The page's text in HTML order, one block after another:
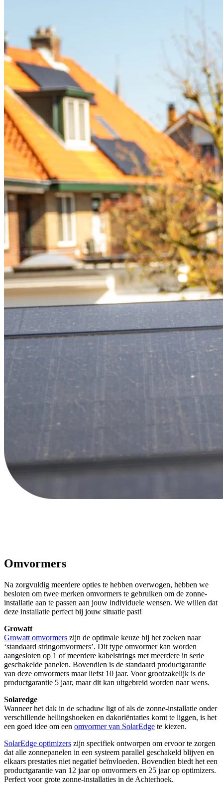
Omvormers
Na zorgvuldig meerdere opties te hebben overwogen, hebben we
besloten om twee merken omvormers te gebruiken om de zonne-
installatie aan te passen aan jouw individuele wensen. We willen dat
deze installatie perfect bij jouw situatie past!
Growatt
Growatt omvormers zijn de optimale keuze bij het zoeken naar
‘standaard stringomvormers’. Dit type omvormer kan worden
aangesloten op 1 of meerdere kabelstrings met meerdere in serie
geschakelde panelen. Bovendien is de standaard productgarantie
van deze omvormers maar liefst 10 jaar. Voor grootzakelijk is de
productgarantie 5 jaar, maar dit kan uitgebreid worden naar wens.
Solaredge
Wanneer het dak in de schaduw ligt of als de zonne-installatie onder
verschillende hellingshoeken en dakoriëntaties komt te liggen, is het
een goed idee om een omvormer van SolarEdge te kiezen.
SolarEdge optimizers zijn specifiek ontworpen om ervoor te zorgen
dat alle zonnepanelen in een systeem parallel geschakeld blijven en
elkaars prestaties niet negatief beïnvloeden. Bovendien biedt het een
productgarantie van 12 jaar op omvormers en 25 jaar op optimizers.
Perfect voor grote zonne-installaties in de Achterhoek.